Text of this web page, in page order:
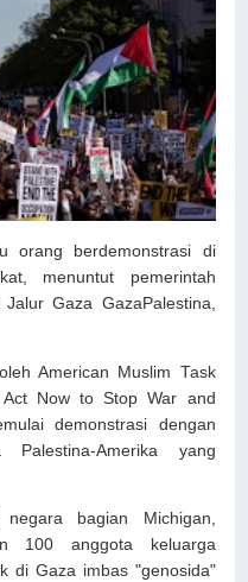
orang berdemonstrasi di
menuntut pemerintah
Gaza GazaPalestina,
American Muslim Task
Now to Stop War and
demonstrasi dengan
Amerika yang
bagian Michigan,
100 anggota keluarga
di Gaza imbas "genosida"